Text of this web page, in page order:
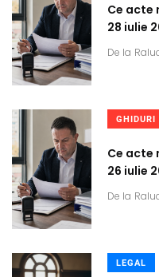
Ce acte
28 iulie
De la
GHIDURI
Ce acte
26 iulie
De la
LEGAL